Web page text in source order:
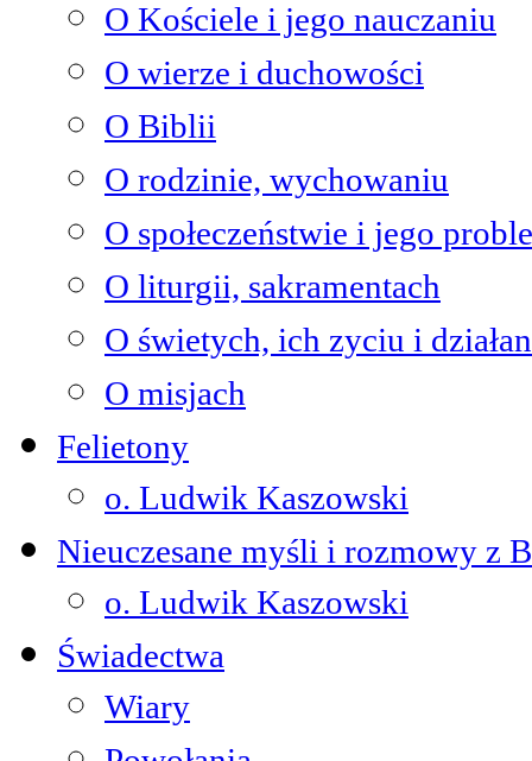
O Kościele i jego nauczaniu
O wierze i duchowości
O Biblii
O rodzinie, wychowaniu
O społeczeństwie i jego
O liturgii, sakramentach
O świetych, ich zyciu i
O misjach
Felietony
o. Ludwik Kaszowski
Nieuczesane myśli i rozmowy z
o. Ludwik Kaszowski
Świadectwa
Wiary